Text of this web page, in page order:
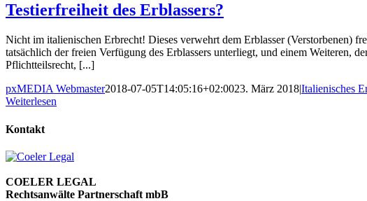
Testierfreiheit des Erblassers?
Nicht im italienischen Erbrecht! Dieses verwehrt dem Erblasser (Verstorbenen)
tatsächlich der freien Verfügung des Erblassers unterliegt, und einem Weiteren,
Pflichtteilsrecht, [...]
pxMEDIA Webmaster2018-07-05T14:05:16+02:0023. März 2018|Italienisches
Weiterlesen
Kontakt
COELER LEGAL
Rechtsanwälte Partnerschaft mbB